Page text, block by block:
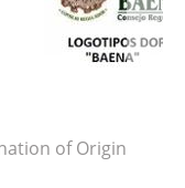
of Origin